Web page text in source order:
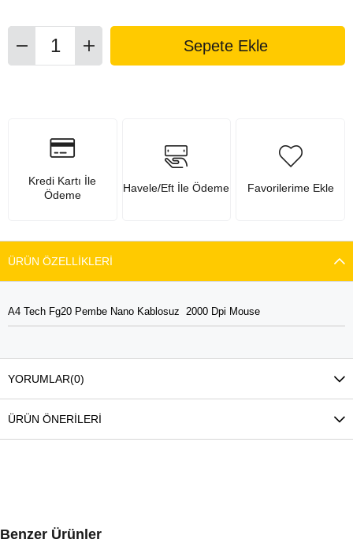
Kredi Kartı İle
Ödeme
Havele/Eft İle Ödeme Favorilerime Ekle
ÜRÜN ÖZELLIKLERI
A4 Tech Fg20 Pembe Nano Kablosuz 2000 Dpi Mouse
YORUMLAR(0)
ÜRÜN ÖNERILERI
Benzer Ürünler